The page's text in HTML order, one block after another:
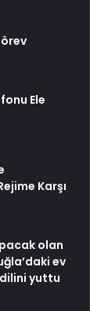
Ele
Karşı
olan
ev
yuttu